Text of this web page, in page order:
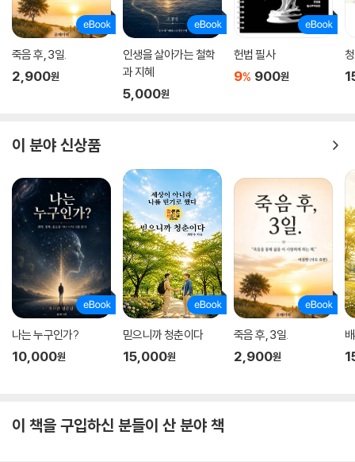
죽음 후, 3일.
2,900원
인생을 살아가는 철학
과 지혜
5,000원
헌법 필사
9% 900원
이 분야 신상품
나는 누구인가?
10,000원
믿으니까 청춘이다
15,000원
죽음 후, 3일.
2,900원
이 책을 구입하신 분들이 산 분야 책